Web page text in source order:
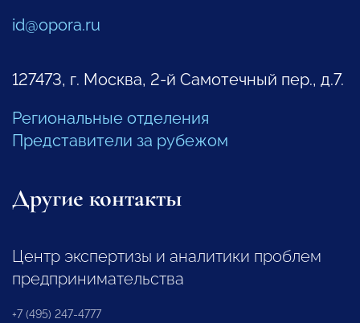
id@opora.ru
127473, г. Москва, 2-й Самотечный пер., д.7.
Региональные отделения
Представители за рубежом
Другие контакты
Центр экспертизы и аналитики проблем
предпринимательства
+7 (495) 247-4777